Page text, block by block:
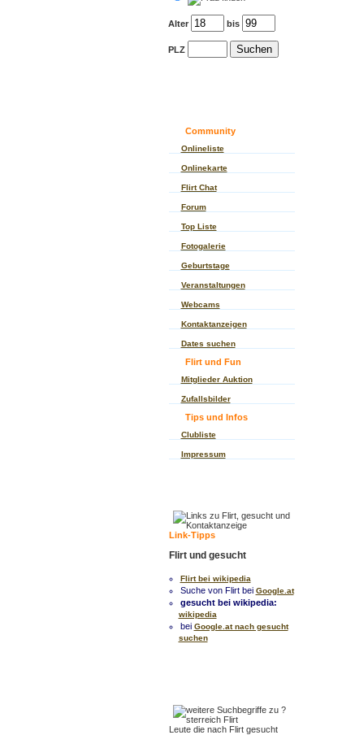
Alter bis
PLZ
Community
Onlineliste
Onlinekarte
Flirt Chat
Forum
Top Liste
Fotogalerie
Geburtstage
Veranstaltungen
Webcams
Kontaktanzeigen
Dates suchen
Flirt und Fun
Mitglieder Auktion
Zufallsbilder
Tips und Infos
Clubliste
Impressum
Link-Tipps
Flirt und gesucht
Flirt bei wikipedia
Suche von Flirt bei Google.at
gesucht bei wikipedia:
wikipedia
bei Google.at nach gesucht
suchen
Leute die nach Flirt gesucht